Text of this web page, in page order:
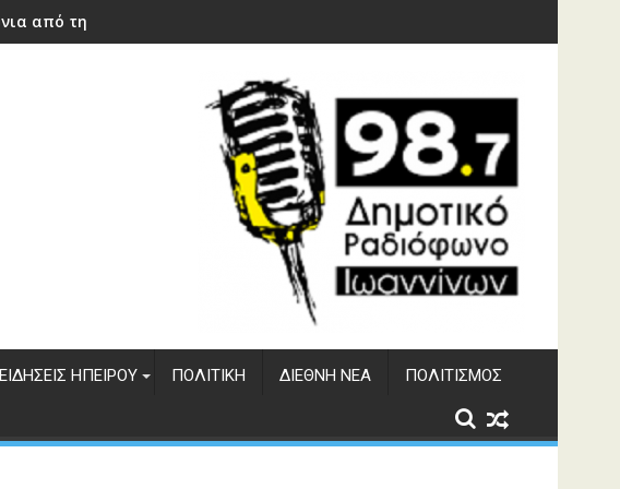
από την ίδρυση του ΔΣΕ
ΕΙΔΉΣΕΙΣ ΗΠΕΊΡΟΥ ΠΟΛΙΤΙΚΉ ΔΙΕΘΝΉ ΝΈΑ ΠΟΛΙΤΙΣΜΌΣ